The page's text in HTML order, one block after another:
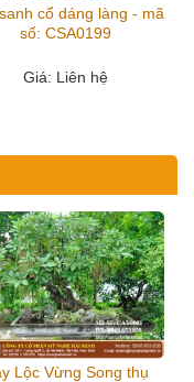
cổ dáng làng - mã
số: CSA0199
Giá: Liên hệ
Lộc Vừng Song thụ